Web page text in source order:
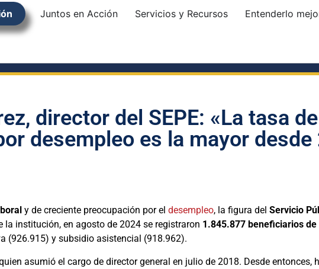
Juntos en Acción Servicios y Recursos Entenderlo
director del SEPE: «La tasa de
desempleo es la mayor desde
y de creciente preocupación por el desempleo, la figura del Servicio
institución, en agosto de 2024 se registraron 1.845.877 beneficiarios
(926.915) y subsidio asistencial (918.962).
asumió el cargo de director general en julio de 2018. Desde entonces,